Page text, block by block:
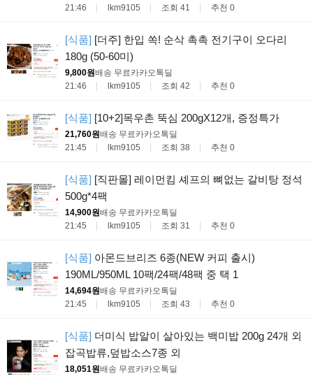
21:46
lkm9105 조회 41 추천 0
[식품] [더주] 한입 쏙! 순삭 촉촉 전기구이 오다리
180g (50-60미)
9,800원배송 무료 카카오톡딜
21:46
lkm9105 조회 42 추천 0
[식품] [10+2]목우촌 뚝심 200gX12개, 증정특가
21,760원배송 무료 카카오톡딜
21:45
lkm9105 조회 38 추천 0
[식품] [직판몰] 레이먼킴 셰프의 뼈없는 갈비탕 정석
500g*4팩
14,900원배송 무료 카카오톡딜
21:45
lkm9105 조회 31 추천 0
[식품] 아몬드브리즈 6종(NEW 커피 출시)
190ML/950ML 10팩/24팩/48팩 중 택 1
14,694원배송 무료 카카오톡딜
21:45
lkm9105 조회 43 추천 0
[식품] 더미식 밥알이 살아있는 백미밥 200g 24개 외
잡곡밥류,덮밥소스7종 외
18,051원배송 무료 카카오톡딜